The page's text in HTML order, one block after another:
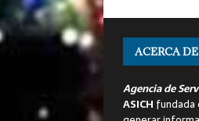
ACERCA
Agencia de
ASICH fundada